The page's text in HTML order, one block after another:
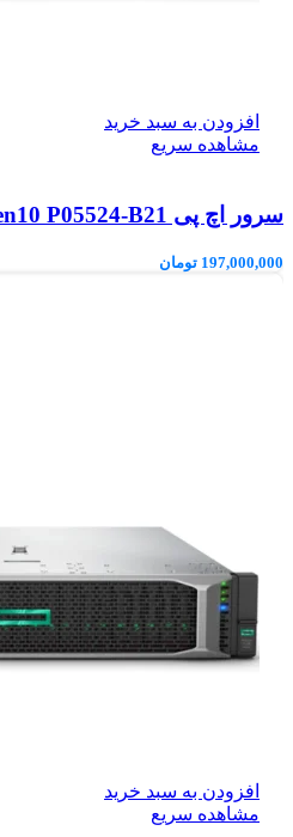
افزودن به سبد خرید
مشاهده سریع
سرور اچ پی DL380 Gen10 P05524-B21
197,000,000 تومان
افزودن به سبد خرید
مشاهده سریع